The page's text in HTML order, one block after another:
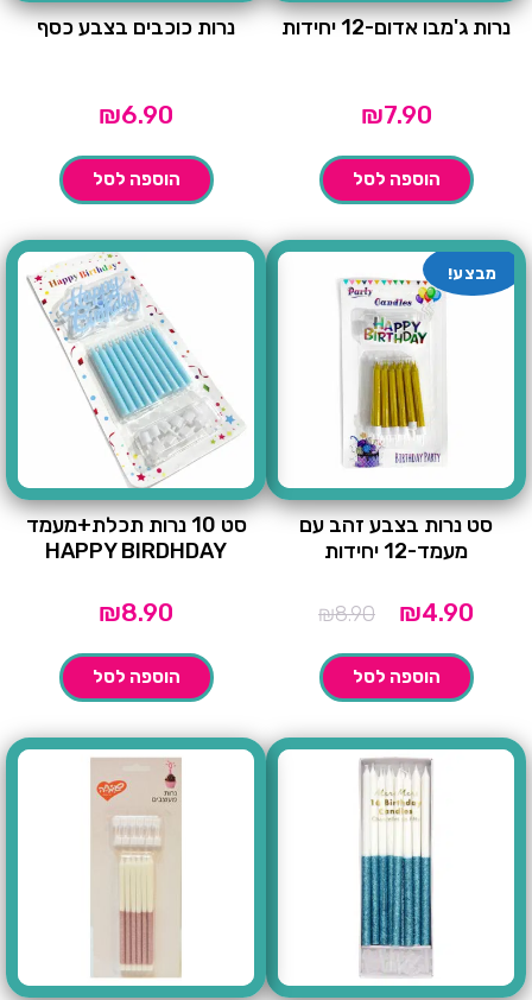
נרות ג'מבו אדום-12 יחידות
₪7.90
הוספה לסל
נרות כוכבים בצבע כסף
₪6.90
הוספה לסל
מבצע!
סט נרות בצבע זהב עם
מעמד-12 יחידות
₪8.90
המחיר
היה:
₪4.90
הוא:
הוספה לסל
סט 10 נרות תכלת+מעמד
HAPPY BIRDHDAY
₪8.90
הוספה לסל